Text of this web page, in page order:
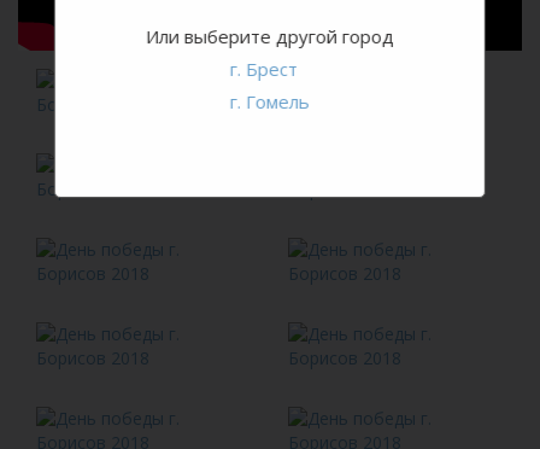
Или выберите другой город
г. Брест
г. Гомель